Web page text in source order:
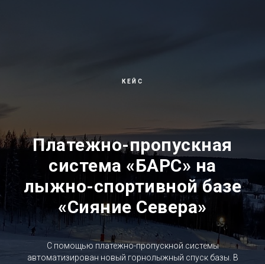
КЕЙС
Платежно-пропускная
система «БАРС» на
лыжно-спортивной базе
«Сияние Севера»
С помощью платежно-пропускной системы
автоматизирован новый горнолыжный спуск базы. В